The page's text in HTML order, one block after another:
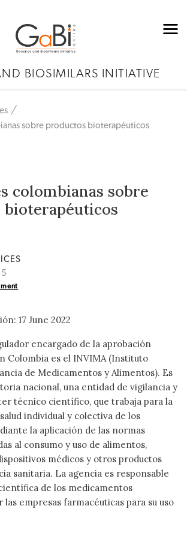
BIOSIMILARS INITIATIVE
sobre productos bioterapéuticos
colombianas sobre
bioterapéuticos
17 June 2022
encargado de la aprobación
Colombia es el INVIMA (Instituto
de Medicamentos y Alimentos). Es
nacional, una entidad de vigilancia y
técnico científico, que trabaja para la
individual y colectiva de los
la aplicación de las normas
al consumo y uso de alimentos,
médicos y otros productos
sanitaria. La agencia es responsable
de los medicamentos
las empresas farmacéuticas para su uso